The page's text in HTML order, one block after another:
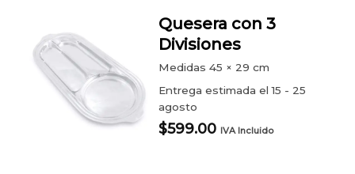
Quesera con 3
Divisiones
Medidas45 × 29 cm
Entrega estimada el 15 - 25
agosto
$599.00 IVA Incluido